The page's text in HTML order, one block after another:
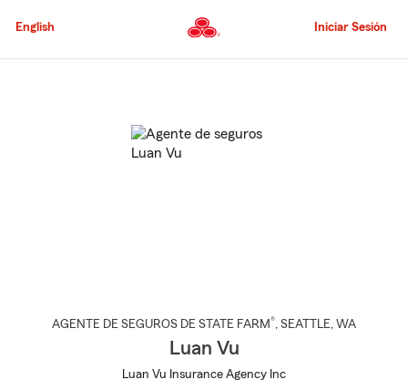
al
principal
English Iniciar Sesión
AGENTE DE SEGUROS DE STATE FARM®, SEATTLE, WA
Luan Vu
Luan Vu Insurance Agency Inc